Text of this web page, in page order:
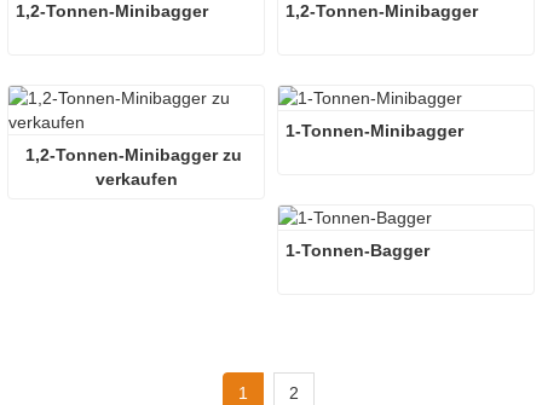
1,2-Tonnen-Minibagger 1,2-Tonnen-Minibagger
1,2-Tonnen-Minibagger zu
verkaufen
1-Tonnen-Minibagger
1-Tonnen-Bagger
1 2